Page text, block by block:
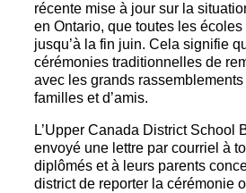
récente mise à jour sur la
en Ontario, que toutes les
jusqu’à la fin juin. Cela signifie
cérémonies traditionnelles de
avec les grands
familles et d’amis.
L’Upper Canada District School
envoyé une lettre par courriel à
diplômés et à leurs parents
district de reporter la cérémonie